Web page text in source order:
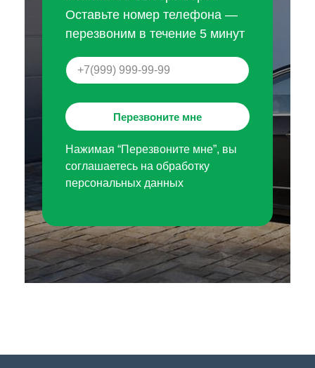
Оставьте номер телефона —
перезвоним в течение 5 минут
Перезвоните мне
Нажимая “Перезвоните мне”, вы
соглашаетесь на обработку
персональных данных